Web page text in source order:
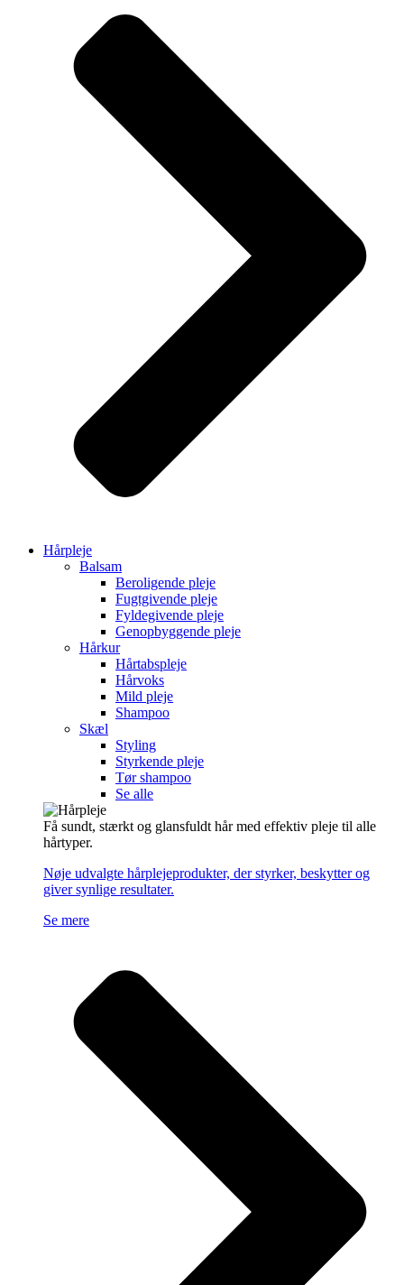
Hårpleje
Balsam
Beroligende pleje
Fugtgivende pleje
Fyldegivende pleje
Genopbyggende pleje
Hårkur
Hårtabspleje
Hårvoks
Mild pleje
Shampoo
Skæl
Styling
Styrkende pleje
Tør shampoo
Se alle
Få sundt, stærkt og glansfuldt hår med effektiv pleje til alle
hårtyper.
Nøje udvalgte hårplejeprodukter, der styrker, beskytter og
giver synlige resultater.
Se mere